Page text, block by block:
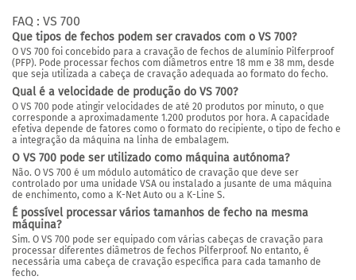
FAQ : VS 700
Que tipos de fechos podem ser cravados com o VS 700?
O VS 700 foi concebido para a cravação de fechos de alumínio Pilferproof
(PFP). Pode processar fechos com diâmetros entre 18 mm e 38 mm, desde
que seja utilizada a cabeça de cravação adequada ao formato do fecho.
Qual é a velocidade de produção do VS 700?
O VS 700 pode atingir velocidades de até 20 produtos por minuto, o que
corresponde a aproximadamente 1.200 produtos por hora. A capacidade
efetiva depende de fatores como o formato do recipiente, o tipo de fecho e
a integração da máquina na linha de embalagem.
O VS 700 pode ser utilizado como máquina autónoma?
Não. O VS 700 é um módulo automático de cravação que deve ser
controlado por uma unidade VSA ou instalado a jusante de uma máquina
de enchimento, como a K-Net Auto ou a K-Line S.
É possível processar vários tamanhos de fecho na mesma
máquina?
Sim. O VS 700 pode ser equipado com várias cabeças de cravação para
processar diferentes diâmetros de fechos Pilferproof. No entanto, é
necessária uma cabeça de cravação específica para cada tamanho de
fecho.